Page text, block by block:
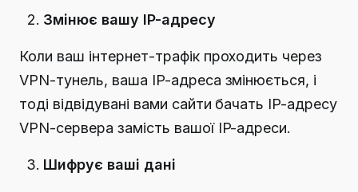
Змінює вашу IP-адресу
Коли ваш інтернет-трафік проходить через
VPN-тунель, ваша IP-адреса змінюється, і
тоді відвідувані вами сайти бачать IP-адресу
VPN-сервера замість вашої IP-адреси.
Шифрує ваші дані